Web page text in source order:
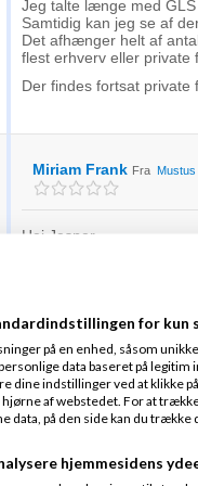
Jeg talte længe med
Samtidig kan jeg se af
Det afhænger helt af
flest erhverv eller private
Der findes fortsat private
Miriam Frank Fra Mustus
Hej Jesper.
Jeg er netop blevet
Hvordan kan man
Jesper Laugesen Fra
2011kl. 19:48
hej miriam
for kun
på en enhed, såsom
data baseret på
dine indstillinger ved at klikke
af webstedet. For at
på den side kan du trække
hjemmesidens